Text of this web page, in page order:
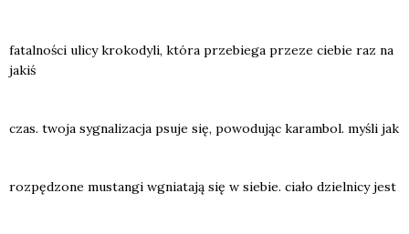
fatal­no­ści uli­cy kro­ko­dy­li, któ­ra prze­bie­ga prze­ze cie­bie raz na
jakiś
czas. two­ja sygna­li­za­cja psu­je się, powo­du­jąc karam­bol. myśli jak
roz­pę­dzo­ne mustan­gi wgnia­ta­ją się w sie­bie. cia­ło dziel­ni­cy jest